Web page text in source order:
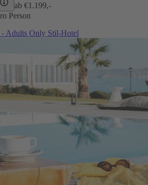
ab €1.199,-
Person
Adults Only Stil-Hotel